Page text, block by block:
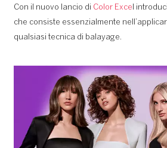
Con il nuovo lancio di Color Exce l
che consiste essenzialmente
qualsiasi tecnica di balayage.